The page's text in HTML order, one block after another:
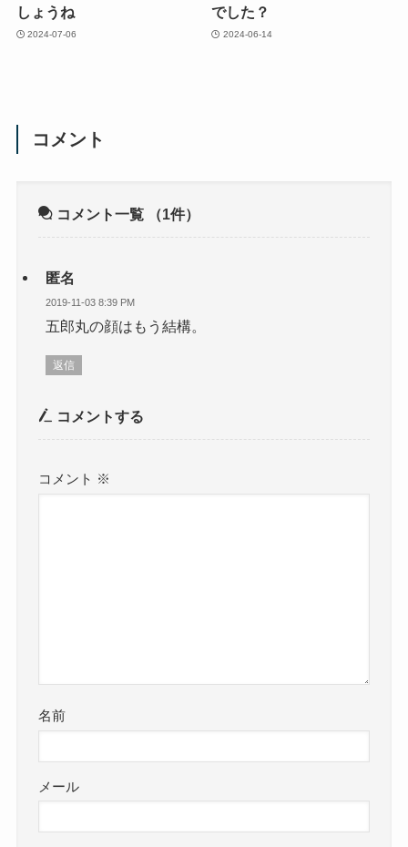
しょうね
2024-07-06
でした？
2024-06-14
コメント
コメント一覧 （1件）
匿名
2019-11-03 8:39 PM
五郎丸の顔はもう結構。
返信
コメントする
コメント ※
名前
メール